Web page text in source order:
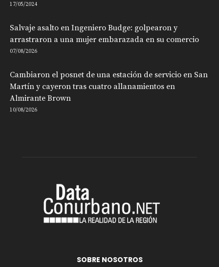
17/05/2024
Salvaje asalto en Ingeniero Budge: golpearon y
arrastraron a una mujer embarazada en su comercio
07/08/2026
Cambiaron el posnet de una estación de servicio en San
Martín y cayeron tras cuatro allanamientos en
Almirante Brown
10/08/2026
SOBRE NOSOTROS